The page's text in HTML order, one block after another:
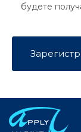
будете